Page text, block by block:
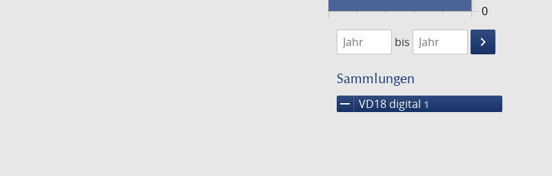
0
1719
1720
bis
keyboard_arrow_right
Suche
Sammlungen
remove VD18 digital 1